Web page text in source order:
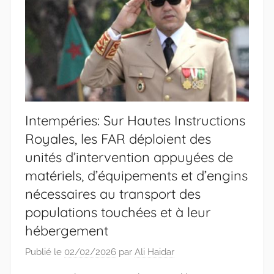
Intempéries: Sur Hautes Instructions
Royales, les FAR déploient des
unités d’intervention appuyées de
matériels, d’équipements et d’engins
nécessaires au transport des
populations touchées et à leur
hébergement
Publié le 02/02/2026 par Ali Haidar